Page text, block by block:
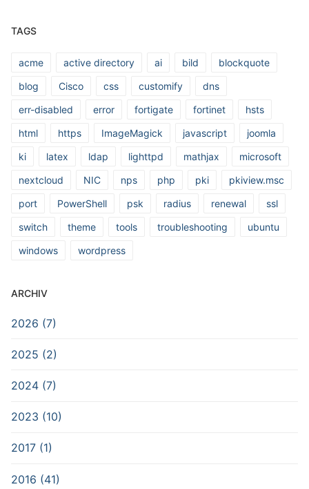
TAGS
acme active directory ai bild
blockquote
blog
Cisco css customify
dns
err-disabled
error fortigate fortinet
hsts
html
https ImageMagick javascript
joomla
ki
latex ldap lighttpd mathjax
microsoft
nextcloud
NIC nps php pki
pkiview.msc
port
PowerShell psk radius renewal
ssl
switch
theme tools troubleshooting
ubuntu
windows
wordpress
ARCHIV
2026 (7)
2025 (2)
2024 (7)
2023 (10)
2017 (1)
2016 (41)